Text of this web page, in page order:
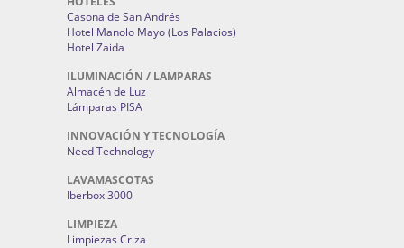
Casona de San Andrés
Hotel Manolo Mayo (Los Palacios)
Hotel Zaida
ILUMINACIÓN / LAMPARAS
Almacén de Luz
Lámparas PISA
INNOVACIÓN Y TECNOLOGÍA
Need Technology
LAVAMASCOTAS
Iberbox 3000
LIMPIEZA
Limpiezas Criza